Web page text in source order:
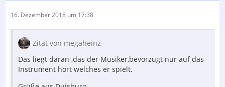
16. Dezember 2018 um 17:38
Zitat von megaheinz
Das liegt daran ,das der Musiker,bevorzugt nur auf das
Instrument hört welches er spielt.